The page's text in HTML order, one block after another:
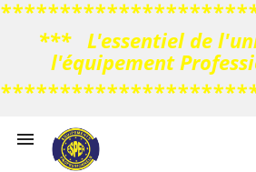
*** L'essentiel de
l'équipement
